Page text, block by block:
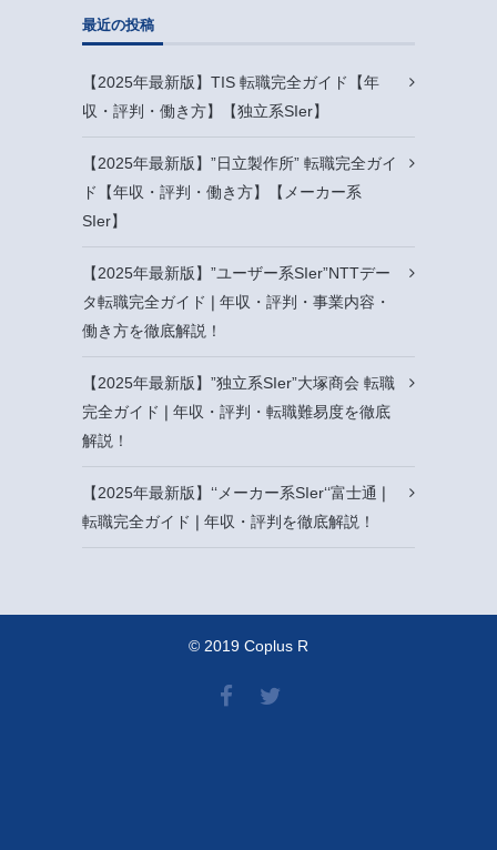
最近の投稿
【2025年最新版】TIS 転職完全ガイド【年
収・評判・働き方】【独立系SIer】
【2025年最新版】”日立製作所” 転職完全ガイ
ド【年収・評判・働き方】【メーカー系
SIer】
【2025年最新版】”ユーザー系SIer”NTTデー
タ転職完全ガイド❘年収・評判・事業内容・
働き方を徹底解説！
【2025年最新版】”独立系SIer”大塚商会 転職
完全ガイド❘年収・評判・転職難易度を徹底
解説！
【2025年最新版】‘‘メーカー系SIer‘‘富士通❘
転職完全ガイド❘年収・評判を徹底解説！
© 2019 Coplus R